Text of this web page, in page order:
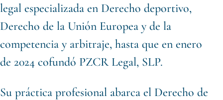
legal especializada en Derecho deportivo,
Derecho de la Unión Europea y de la
competencia y arbitraje, hasta que en enero
de 2024 cofundó PZCR Legal, SLP.
Su práctica profesional abarca el Derecho de